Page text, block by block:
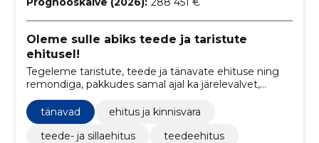
Oleme sulle abiks teede ja taristute
ehitusel!
Tegeleme taristute, teede ja tänavate ehituse ning
remondiga, pakkudes samal ajal ka järelevalvet,
konsultatsiooni, masinate renti ja teede ning
tänavate hooldust.
tänavad
ehitus ja kinnisvara
teede- ja sillaehitus
teedeehitus